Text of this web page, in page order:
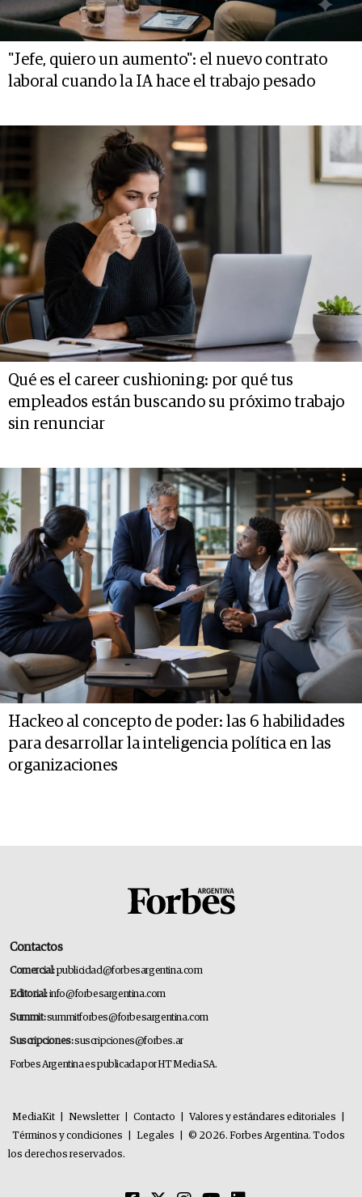
"Jefe, quiero un aumento": el nuevo contrato
laboral cuando la IA hace el trabajo pesado
Qué es el career cushioning: por qué tus
empleados están buscando su próximo trabajo
sin renunciar
Hackeo al concepto de poder: las 6 habilidades
para desarrollar la inteligencia política en las
organizaciones
Contactos
Comercial:publicidad@forbesargentina.com
Editorial:info@forbesargentina.com
Summit:summitforbes@forbesargentina.com
Suscripciones:suscripciones@forbes.ar
Forbes Argentina es publicada por HT Media SA.
MediaKit Newsletter Contacto Valores y estándares editoriales
Términos y condiciones
Legales
© 2026. Forbes Argentina. Todos
los derechos reservados.